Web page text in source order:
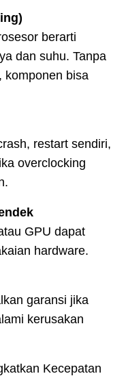
berarti
dan suhu. Tanpa
komponen bisa
restart sendiri,
overclocking
GPU dapat
hardware.
garansi jika
kerusakan
Kecepatan